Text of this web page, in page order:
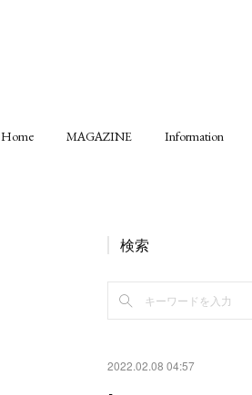
Home MAGAZINE Information
検索
2022.02.08 04:57